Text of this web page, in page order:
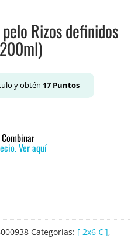
Rizos definidos
y obtén 17Puntos
Ver aquí
Categorías: [ 2x6 € ],